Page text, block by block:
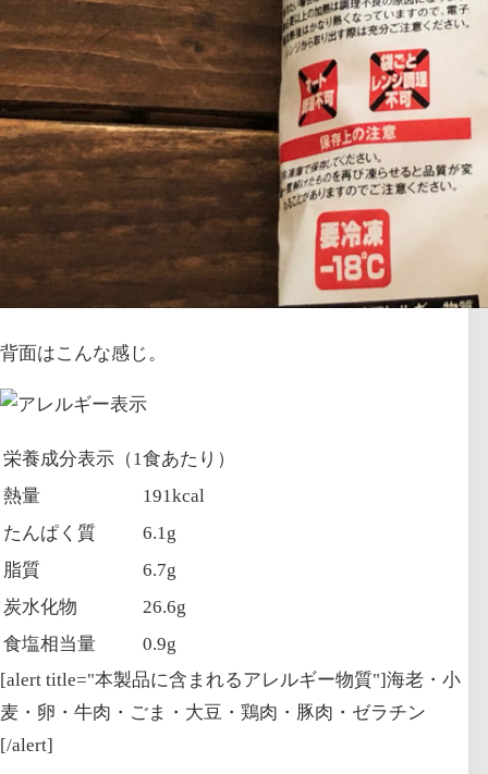
背面はこんな感じ。
栄養成分表示（1食あたり）
熱量
191kcal
たんぱく質
6.1g
脂質
6.7g
炭水化物
26.6g
食塩相当量
0.9g
[alert title="本製品に含まれるアレルギー物質"]海老・小
麦・卵・牛肉・ごま・大豆・鶏肉・豚肉・ゼラチン
[/alert]